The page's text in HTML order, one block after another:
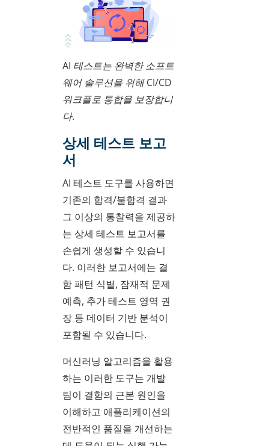
AI 테스트는 완벽한 소프트
웨어 솔루션을 위해 CI/CD
워크플로 통합을 보장합니
다.
상세 테스트 보고
서
AI 테스트 도구를 사용하면
기존의 합격/불합격 결과
그 이상의 통찰력을 제공하
는 상세 테스트 보고서를
손쉽게 생성할 수 있습니
다. 이러한 보고서에는 결
함 패턴 식별, 잠재적 문제
예측, 추가 테스트 영역 권
장 등 데이터 기반 분석이
포함될 수 있습니다.
머신러닝 알고리즘을 활용
하는 이러한 도구는 개발
팀이 결함의 근본 원인을
이해하고 애플리케이션의
전반적인 품질을 개선하는